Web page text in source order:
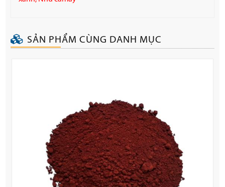
SẢN PHẨM CÙNG DANH MỤC